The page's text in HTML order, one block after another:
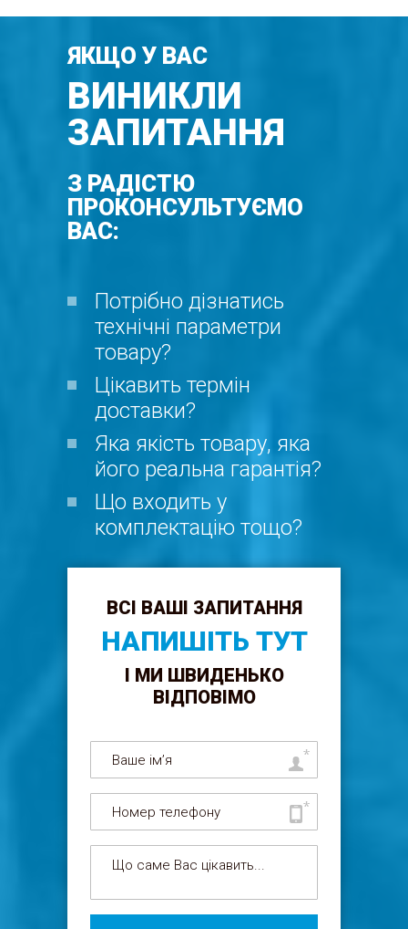
ЯКЩО У ВАС
ВИНИКЛИ
ЗАПИТАННЯ
З РАДІСТЮ
ПРОКОНСУЛЬТУЄМО
ВАС:
Потрібно дізнатись
технічні параметри
товару?
Цікавить термін
доставки?
Яка якість товару, яка
його реальна гарантія?
Що входить у
комплектацію тощо?
ВСІ ВАШІ ЗАПИТАННЯ
НАПИШІТЬ ТУТ
І МИ ШВИДЕНЬКО
ВІДПОВІМО